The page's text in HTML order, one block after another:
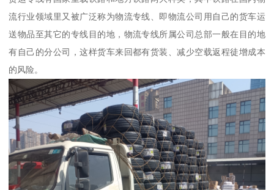
流行业领域里又被广泛称为物流专线、即物流公司用自己的货车运
送物品至其它的专线目的地，物流专线所属公司总部一般在目的地
有自己的分公司，这样货车来回都有货装、减少空载返程徒增成本
的风险。